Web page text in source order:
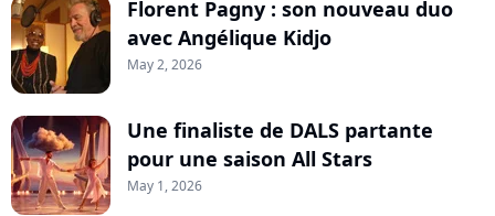
Florent Pagny : son nouveau duo
avec Angélique Kidjo
May 2, 2026
Une finaliste de DALS partante
pour une saison All Stars
May 1, 2026